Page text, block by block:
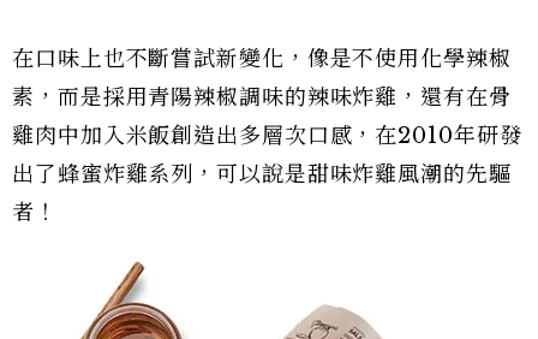
在口味上也不斷嘗試新變化，像是不使用化學辣椒
素，而是採用青陽辣椒調味的辣味炸雞，還有在骨
雞肉中加入米飯創造出多層次口感，在2010年研發
出了蜂蜜炸雞系列，可以說是甜味炸雞風潮的先驅
者！